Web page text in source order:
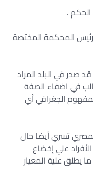
.
رئيس المحكمة المختصة
صدر في البلد المراد
في اضفاء الصفة
الجغرافي أي
تسري أيضا حال
علي إخضاع
يطلق علية المعيار